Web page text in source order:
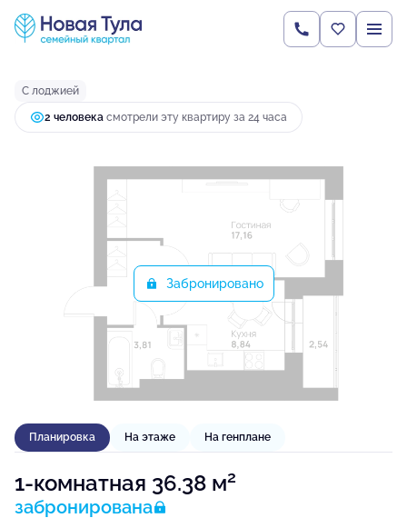
1-комнатная36.38 м 4 961 736 руб.
Ипотекаот 13 132 руб.
С лоджией
2 человекa смотрели эту квартиру за 24 часа
Забронировано
Планировка На этаже На генплане
1-комнатная 36.38 м2
забронирована